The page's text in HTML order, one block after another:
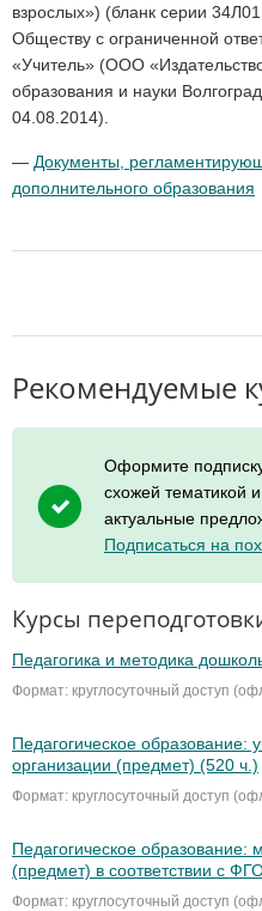
взрослых») (бланк серии
Обществу с ограниченной
«Учитель» (ООО
образования и науки
04.08.2014).
— Документы,
дополнительного образования
Рекомендуемые
Оформите
схожей тематикой
актуальные
Подписаться на
Курсы
Педагогика и методика
Формат: круглосуточный доступ
Педагогическое образование:
организации (предмет) (520 ч.)
Формат: круглосуточный доступ
Педагогическое образование:
(предмет) в соответствии с
Формат: круглосуточный доступ